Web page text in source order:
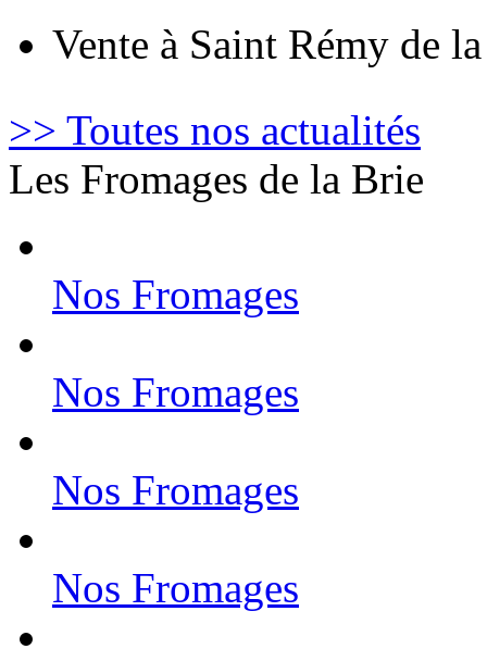
Vente à Saint Rémy de
>> Toutes nos actualités
Les Fromages de la Brie
Nos Fromages
Nos Fromages
Nos Fromages
Nos Fromages